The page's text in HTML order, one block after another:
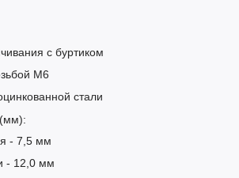
с буртиком
M6
стали
- 7,5 мм
- 12,0 мм